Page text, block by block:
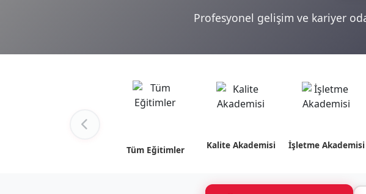
Profesyonel gelişim ve kariyer
Tüm Eğitimler Kalite Akademisi İşletme Akademisi